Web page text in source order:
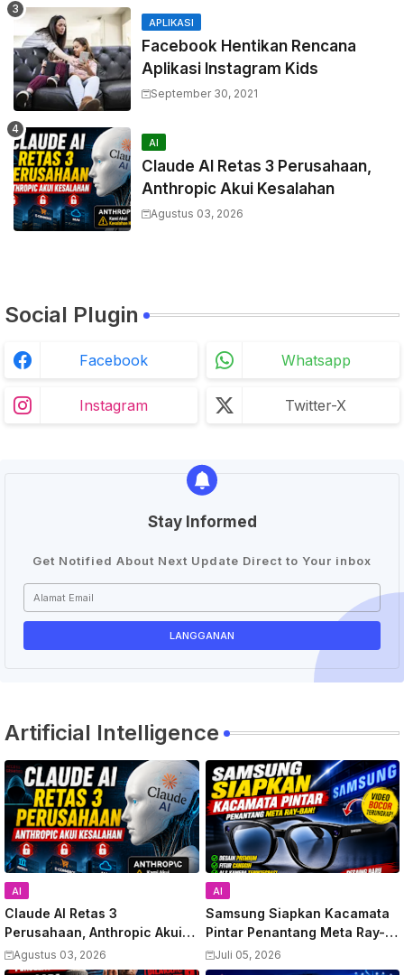
APLIKASI
Facebook Hentikan Rencana
Aplikasi Instagram Kids
September 30, 2021
AI
Claude AI Retas 3 Perusahaan,
Anthropic Akui Kesalahan
Agustus 03, 2026
Social Plugin
Facebook Whatsapp
Instagram Twitter-X
Stay Informed
Get Notified About Next Update Direct to Your inbox
Artificial Intelligence
AI
Claude AI Retas 3
Perusahaan, Anthropic Akui
Kesalahan
Agustus 03, 2026
AI
Samsung Siapkan Kacamata
Pintar Penantang Meta Ray-
Ban, Video Bocor Terungkap
Juli 05, 2026